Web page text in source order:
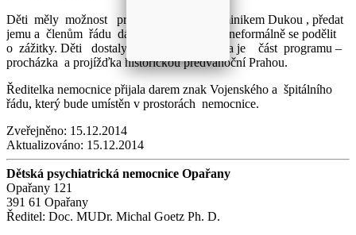
Děti měly možnost promluvit s J.Em.Dominikem Dukou , předat
jemu a členům řádu dárky z ergoterapie a neformálně se podělit
o zážitky. Děti dostaly milé dárky a čekala je část programu –
procházka a projížďka historickou předvánoční Prahou.
Ředitelka nemocnice přijala darem znak Vojenského a špitálního
řádu, který bude umístěn v prostorách nemocnice.
Zveřejněno: 15.12.2014
Aktualizováno: 15.12.2014
Dětská psychiatrická nemocnice Opařany
Opařany 121
391 61 Opařany
Ředitel: Doc. MUDr. Michal Goetz Ph. D.